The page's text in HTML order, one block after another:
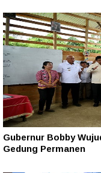
Gubernur Bobby
Gedung Permanen